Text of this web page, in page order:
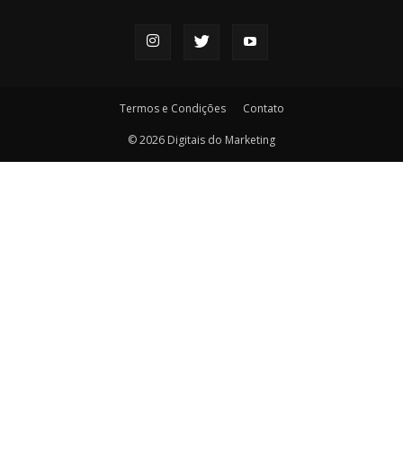
Termos e Condições Contato
© 2026 Digitais do Marketing